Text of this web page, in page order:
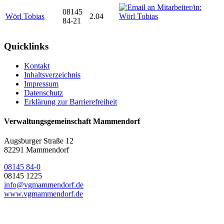
Wörl Tobias
08145
84-21
2.04
Quicklinks
Kontakt
Inhaltsverzeichnis
Impressum
Datenschutz
Erklärung zur Barrierefreiheit
Verwaltungsgemeinschaft Mammendorf
Augsburger Straße 12
82291 Mammendorf
08145 84-0
08145 1225
info@vgmammendorf.de
www.vgmammendorf.de